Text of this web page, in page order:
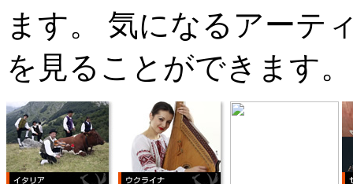
ます。 気になるアーテ
を見ることができます。